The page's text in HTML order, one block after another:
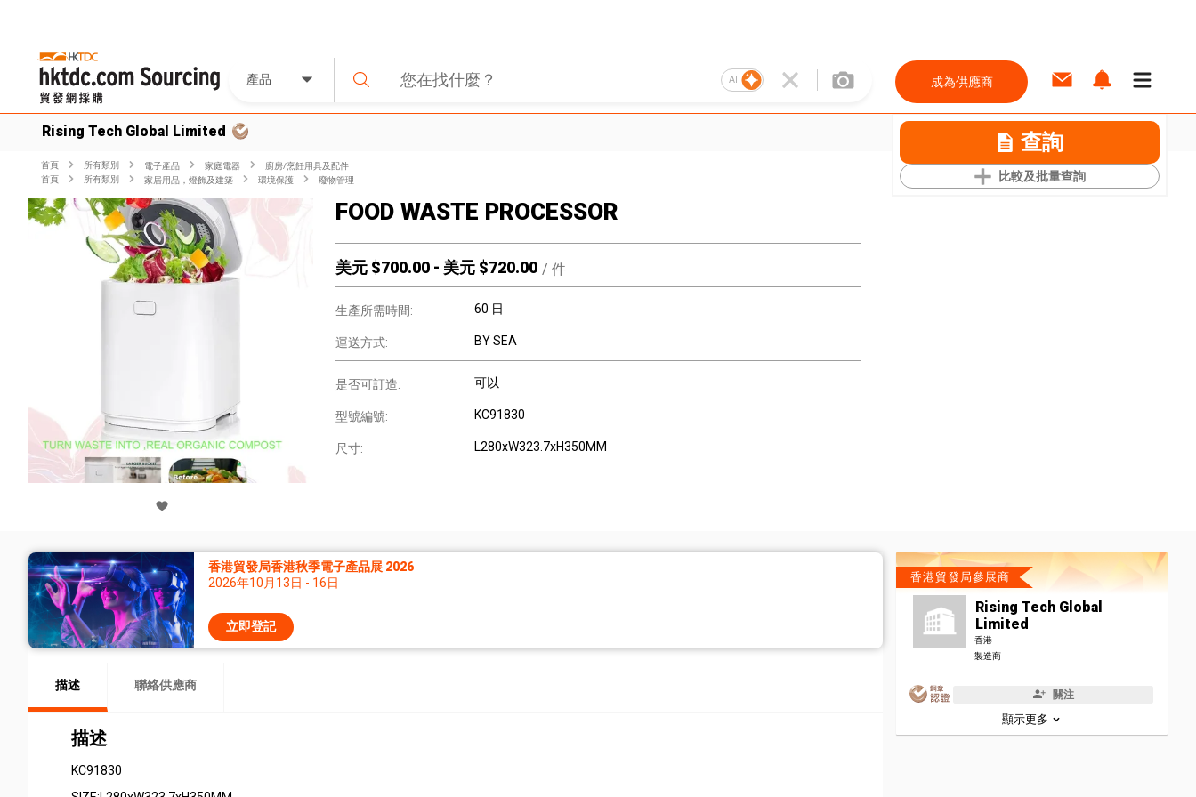
產品 AI 成為供應商
Rising Tech Global Limited 查詢
比較及批量查詢
首頁 所有類別 電子產品 家庭電器
廚房/烹飪用具及配件
首頁
所有類別 家居用品，燈飾及建築 環境保護 廢物管理
FOOD WASTE PROCESSOR
美元 $700.00 - 美元 $720.00 / 件
生產所需時間: 60 日
運送方式: BY SEA
是否可訂造: 可以
型號編號: KC91830
尺寸: L280xW323.7xH350MM
香港貿發局香港秋季電子產品展 2026
2026年10月13日 - 16日
立即登記
描述 聯絡供應商
描述
KC91830
香港貿發局參展商
Rising Tech Global
Limited
香港
製造商
關注
顯示更多